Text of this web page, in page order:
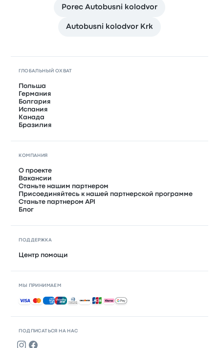
Porec Autobusni kolodvor
Autobusni kolodvor Krk
ПОДПИСАТЬСЯ НА НАС
ГЛОБАЛЬНЫЙ ОХВАТ
Польша
Германия
Болгария
Испания
Канада
Бразилия
КОМПАНИЯ
О проекте
Вакансии
Станьте нашим партнером
Присоединяйтесь к нашей партнерской программе
Станьте партнером API
Блог
ПОДДЕРЖКА
Центр помощи
МЫ ПРИНИМАЕМ
Принимаемые способы оплаты